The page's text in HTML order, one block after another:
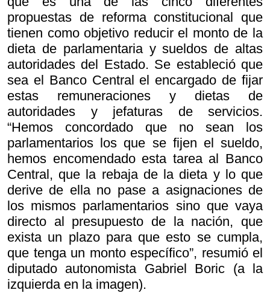
propuestas de reforma constitucional que
tienen como objetivo reducir el monto de la
dieta de parlamentaria y sueldos de altas
autoridades del Estado. Se estableció que
sea el Banco Central el encargado de fijar
estas remuneraciones y dietas de
autoridades y jefaturas de servicios.
“Hemos concordado que no sean los
parlamentarios los que se fijen el sueldo,
hemos encomendado esta tarea al Banco
Central, que la rebaja de la dieta y lo que
derive de ella no pase a asignaciones de
los mismos parlamentarios sino que vaya
directo al presupuesto de la nación, que
exista un plazo para que esto se cumpla,
que tenga un monto específico”, resumió el
diputado autonomista Gabriel Boric (a la
izquierda en la imagen).